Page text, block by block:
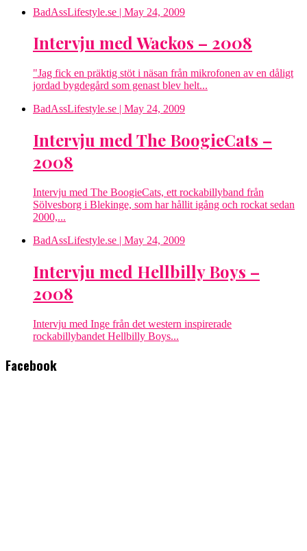
BadAssLifestyle.se | May 24, 2009
Intervju med Wackos – 2008
"Jag fick en präktig stöt i näsan från mikrofonen av en dåligt
jordad bygdegård som genast blev helt...
BadAssLifestyle.se | May 24, 2009
Intervju med The BoogieCats –
2008
Intervju med The BoogieCats, ett rockabillyband från
Sölvesborg i Blekinge, som har hållit igång och rockat sedan
2000,...
BadAssLifestyle.se | May 24, 2009
Intervju med Hellbilly Boys –
2008
Intervju med Inge från det western inspirerade
rockabillybandet Hellbilly Boys...
Facebook